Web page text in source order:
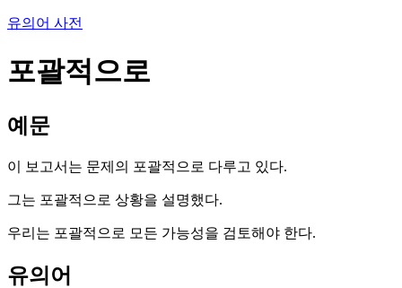
유의어 사전
포괄적으로
예문
이 보고서는 문제의 포괄적으로 다루고 있다.
그는 포괄적으로 상황을 설명했다.
우리는 포괄적으로 모든 가능성을 검토해야 한다.
유의어